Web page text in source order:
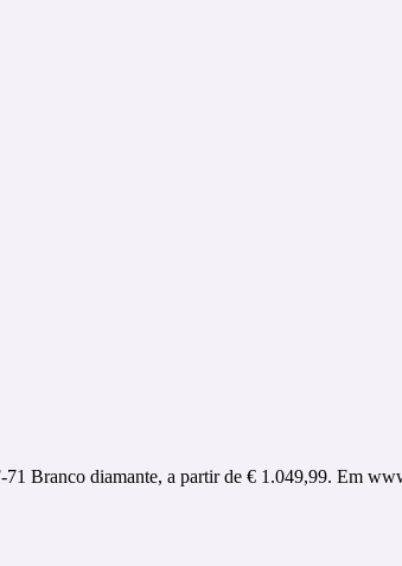
Branco diamante, a partir de € 1.049,99. Em